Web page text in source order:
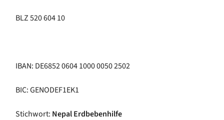
BLZ 520 604 10
IBAN: DE6852 0604 1000 0050 2502
BIC: GENODEF1EK1
Stichwort: Nepal Erdbebenhilfe